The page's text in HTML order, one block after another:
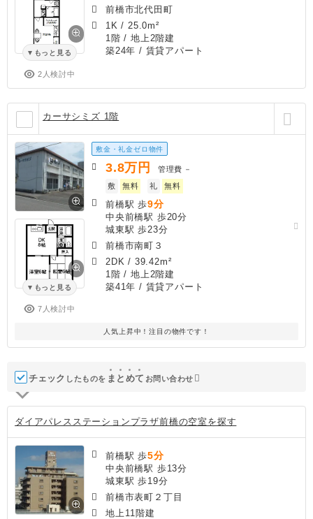
もっと見る
2人検討中
前橋市北代田町
1K / 25.0m²
1階 / 地上2階建
築24年 / 賃貸アパート
カーサシミズ 1階
もっと見る
7人検討中
敷金・礼金ゼロ物件
3.8万円 管理費 －
敷
無料 礼 無料
前橋駅 歩9分
中央前橋駅 歩20分
城東駅 歩23分
前橋市南町３
2DK / 39.42m²
1階 / 地上2階建
築41年 / 賃貸アパート
人気上昇中！注目の物件です！
チェック したものを ま と めて お問い合わせ
ダイアパレスステーションプラザ前橋の空室を探す
前橋駅 歩5分
中央前橋駅 歩13分
城東駅 歩19分
前橋市表町２丁目
地上11階建